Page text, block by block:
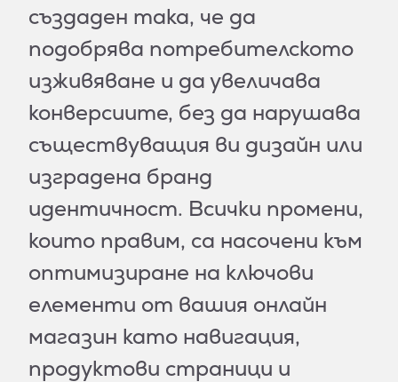
създаден така, че да
подобрява потребителското
изживяване и да увеличава
конверсиите, без да нарушава
съществуващия ви дизайн или
изградена бранд
идентичност. Всички промени,
които правим, са насочени към
оптимизиране на ключови
елементи от вашия онлайн
магазин като навигация,
продуктови страници и